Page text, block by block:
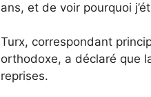
ans, et de voir pourquoi
Turx, correspondant
orthodoxe, a déclaré que
reprises.